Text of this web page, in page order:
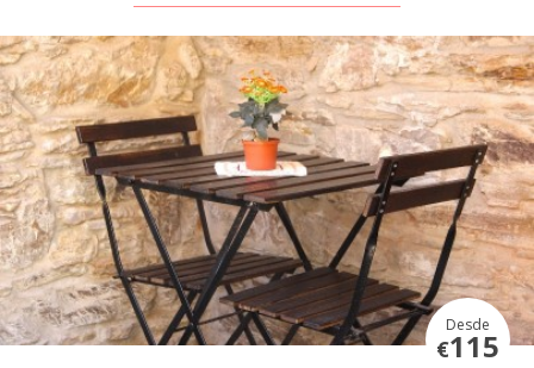
Desde
€115